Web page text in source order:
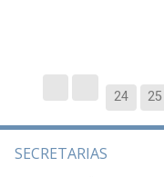
24 25
SECRETARIAS